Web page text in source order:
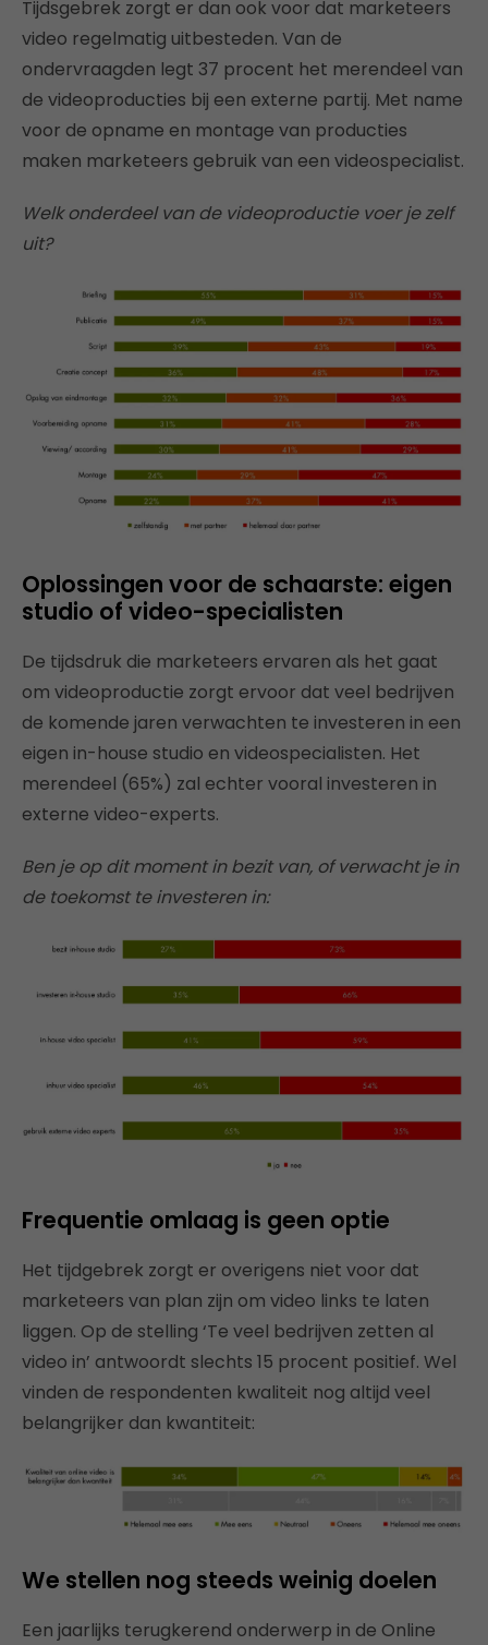
Tijdsgebrek zorgt er dan ook voor dat marketeers
video regelmatig uitbesteden. Van de
ondervraagden legt 37 procent het merendeel van
de videoproducties bij een externe partij. Met name
voor de opname en montage van producties
maken marketeers gebruik van een videospecialist.
Welk onderdeel van de videoproductie voer je zelf
uit?
Oplossingen voor de schaarste: eigen
studio of video-specialisten
De tijdsdruk die marketeers ervaren als het gaat
om videoproductie zorgt ervoor dat veel bedrijven
de komende jaren verwachten te investeren in een
eigen in-house studio en videospecialisten. Het
merendeel (65%) zal echter vooral investeren in
externe video-experts.
Ben je op dit moment in bezit van, of verwacht je in
de toekomst te investeren in:
Frequentie omlaag is geen optie
Het tijdgebrek zorgt er overigens niet voor dat
marketeers van plan zijn om video links te laten
liggen. Op de stelling ‘Te veel bedrijven zetten al
video in’ antwoordt slechts 15 procent positief. Wel
vinden de respondenten kwaliteit nog altijd veel
belangrijker dan kwantiteit:
We stellen nog steeds weinig doelen
Een jaarlijks terugkerend onderwerp in de Online